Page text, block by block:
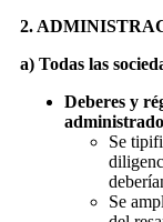
2.
a) Todas las
Deberes y
Se
Se